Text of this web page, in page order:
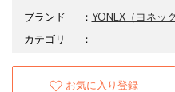
ブランド ： YONEX（ヨネック
カテゴリ
：
お気に入り登録